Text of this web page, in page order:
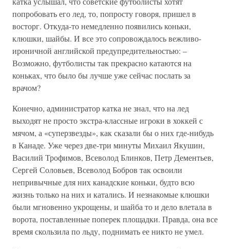
попробовать его лед, то, попросту говоря, пришел в
восторг. Откуда-то немедленно появились коньки,
клюшки, шайбы. И все это сопровождалось вежливо-
ироничной английской предупредительностью: –
Возможно, футболисты так прекрасно катаются на
коньках, что было бы лучше уже сейчас послать за
врачом?
Конечно, администратор катка не знал, что на лед
выходят не просто экстра-классные игроки в хоккей с
мячом, а «суперзвезды», как сказали бы о них где-нибудь
в Канаде. Уже через две-три минуты Михаил Якушин,
Василий Трофимов, Всеволод Блинков, Петр Дементьев,
Сергей Соловьев, Всеволод Бобров так освоили
непривычные для них канадские коньки, будто всю
жизнь только на них и катались. И незнакомые клюшки
были мгновенно укрощены, и шайба то и дело влетала в
ворота, поставленные поперек площадки. Правда, она все
время скользила по льду, поднимать ее никто не умел.